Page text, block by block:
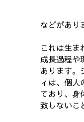
などがあり
これは生ま
成長過程や
あります。
ィは、個人
ており、身
致しないこ